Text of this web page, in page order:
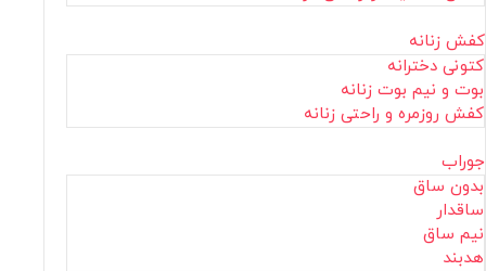
کفش زنانه
کتونی دخترانه
بوت و نیم بوت زنانه
کفش روزمره و راحتی زنانه
جوراب
بدون ساق
ساقدار
نیم ساق
هدبند